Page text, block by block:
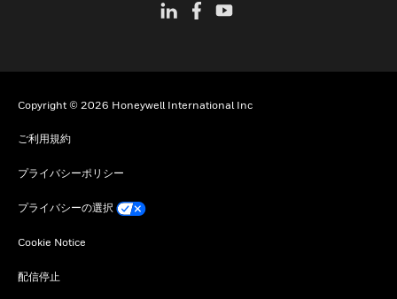
Copyright © 2026 Honeywell International Inc
ご利用規約
プライバシーポリシー
プライバシーの選択
Cookie Notice
配信停止